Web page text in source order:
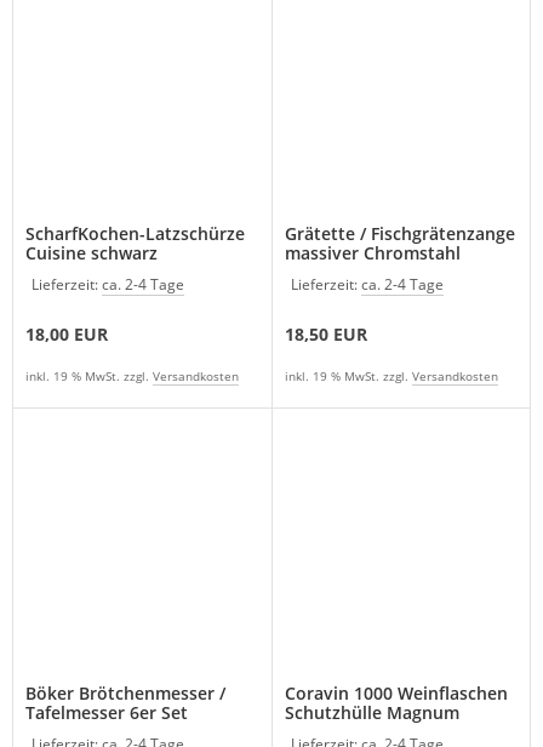
ScharfKochen-Latzschürze
Cuisine schwarz
Lieferzeit:ca. 2-4 Tage
18,00 EUR
inkl. 19 % MwSt. zzgl. Versandkosten
Grätette / Fischgrätenzange
massiver Chromstahl
Lieferzeit:ca. 2-4 Tage
18,50 EUR
inkl. 19 % MwSt. zzgl. Versandkosten
Böker Brötchenmesser /
Tafelmesser 6er Set
Coravin 1000 Weinflaschen
Schutzhülle Magnum